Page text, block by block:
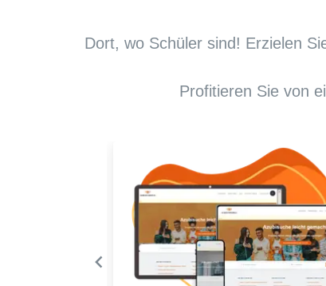
Dort, wo Schüler sind! Erzielen
Profitieren Sie von